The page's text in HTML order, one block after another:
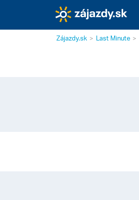
Zájazdy.sk Last Minute